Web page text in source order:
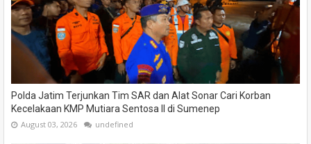
Polda Jatim Terjunkan Tim SAR dan Alat Sonar Cari Korban
Kecelakaan KMP Mutiara Sentosa II di Sumenep
August 03, 2026 undefined